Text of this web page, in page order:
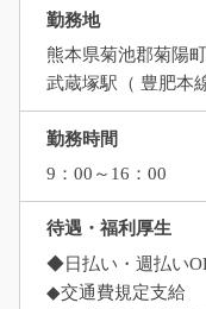
勤務地
熊本県菊池郡菊陽町
武蔵塚駅（ 豊肥本
勤務時間
9：00～16：00
待遇・福利厚生
◆日払い・週払い
◆交通費規定支給